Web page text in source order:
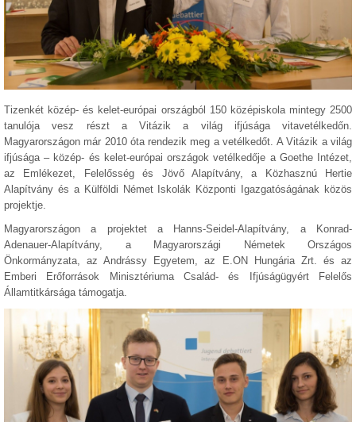
Tizenkét közép- és kelet-európai országból 150 középiskola mintegy 2500
tanulója vesz részt a Vitázik a világ ifjúsága vitavetélkedőn.
Magyarországon már 2010 óta rendezik meg a vetélkedőt. A Vitázik a világ
ifjúsága – közép- és kelet-európai országok vetélkedője a Goethe Intézet,
az Emlékezet, Felelősség és Jövő Alapítvány, a Közhasznú Hertie
Alapítvány és a Külföldi Német Iskolák Központi Igazgatóságának közös
projektje.
Magyarországon a projektet a Hanns-Seidel-Alapítvány, a Konrad-
Adenauer-Alapítvány, a Magyarországi Németek Országos
Önkormányzata, az Andrássy Egyetem, az E.ON Hungária Zrt. és az
Emberi Erőforrások Minisztériuma Család- és Ifjúságügyért Felelős
Államtitkársága támogatja.